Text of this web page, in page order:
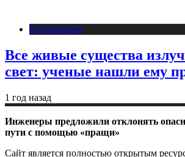
Публикации
Все живые существа
свет: ученые нашли ему
1 год назад
Инженеры предложили отклонять
пути с помощью «пращи»
Сайт является полностью открытым